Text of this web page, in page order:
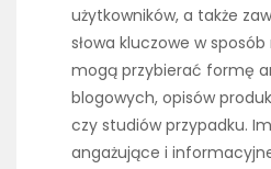
użytkowników, a także
słowa kluczowe w
mogą przybierać formę
blogowych, opisów
czy studiów przypadku.
angażujące i